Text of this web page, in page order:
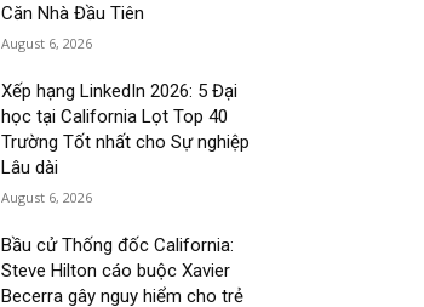
Căn Nhà Đầu Tiên
August 6, 2026
Xếp hạng LinkedIn 2026: 5 Đại
học tại California Lọt Top 40
Trường Tốt nhất cho Sự nghiệp
Lâu dài
August 6, 2026
Bầu cử Thống đốc California:
Steve Hilton cáo buộc Xavier
Becerra gây nguy hiểm cho trẻ